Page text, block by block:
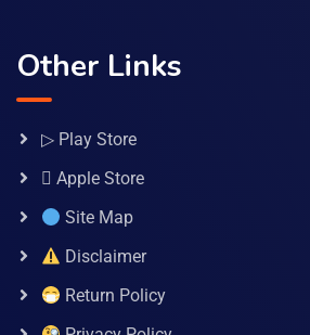
Other Links
▷ Play Store
 Apple Store
Site Map
Disclaimer
Return Policy